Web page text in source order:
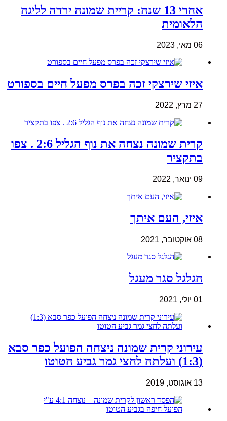
אחרי 13 שנה: קריית שמונה ירדה לליגה
הלאומית
06 מאי, 2023
איזי שירצקי זכה בפרס מפעל חיים בספורט
27 מרץ, 2022
קרית שמונה נצחה את נוף הגליל 2:6 . צפו
בתקציר
09 ינואר, 2022
איזי, העם איתך
08 אוקטובר, 2021
הגלגל סגר מעגל
01 יולי, 2021
עירוני קרית שמונה ניצחה הפועל כפר סבא
(1:3) ועלתה לחצי גמר גביע הטוטו
13 אוגוסט, 2019